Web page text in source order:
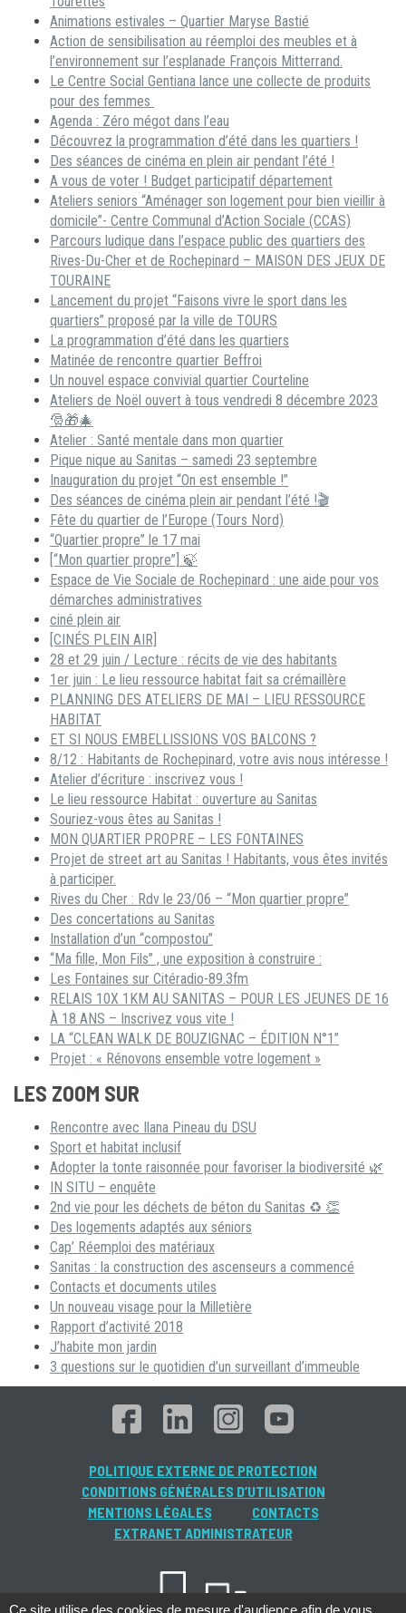
Animations estivales – Quartier Maryse Bastié
Action de sensibilisation au réemploi des meubles et à
l’environnement sur l’esplanade François Mitterrand.
Le Centre Social Gentiana lance une collecte de produits
pour des femmes
Agenda : Zéro mégot dans l’eau
Découvrez la programmation d’été dans les quartiers !
Des séances de cinéma en plein air pendant l’été !
A vous de voter ! Budget participatif département
Ateliers seniors “Aménager son logement pour bien vieillir à
domicile”- Centre Communal d’Action Sociale (CCAS)
Parcours ludique dans l’espace public des quartiers des
Rives-Du-Cher et de Rochepinard – MAISON DES JEUX DE
TOURAINE
Lancement du projet “Faisons vivre le sport dans les
quartiers” proposé par la ville de TOURS
La programmation d’été dans les quartiers
Matinée de rencontre quartier Beffroi
Un nouvel espace convivial quartier Courteline
Ateliers de Noël ouvert à tous vendredi 8 décembre 2023
🎅🎁🎄
Atelier : Santé mentale dans mon quartier
Pique nique au Sanitas – samedi 23 septembre
Inauguration du projet “On est ensemble !”
Des séances de cinéma plein air pendant l’été !🎬
Fête du quartier de l’Europe (Tours Nord)
“Quartier propre” le 17 mai
[“Mon quartier propre”] 🍃
Espace de Vie Sociale de Rochepinard : une aide pour vos
démarches administratives
ciné plein air
[CINÉS PLEIN AIR]
28 et 29 juin / Lecture : récits de vie des habitants
1er juin : Le lieu ressource habitat fait sa crémaillère
PLANNING DES ATELIERS DE MAI – LIEU RESSOURCE
HABITAT
ET SI NOUS EMBELLISSIONS VOS BALCONS ?
8/12 : Habitants de Rochepinard, votre avis nous intéresse !
Atelier d’écriture : inscrivez vous !
Le lieu ressource Habitat : ouverture au Sanitas
Souriez-vous êtes au Sanitas !
MON QUARTIER PROPRE – LES FONTAINES
Projet de street art au Sanitas ! Habitants, vous êtes invités
à participer.
Rives du Cher : Rdv le 23/06 – “Mon quartier propre”
Des concertations au Sanitas
Installation d’un “compostou”
“Ma fille, Mon Fils” , une exposition à construire :
Les Fontaines sur Citéradio-89.3fm
RELAIS 10X 1KM AU SANITAS – POUR LES JEUNES DE 16
À 18 ANS – Inscrivez vous vite !
LA “CLEAN WALK DE BOUZIGNAC – ÉDITION N°1”
Projet : « Rénovons ensemble votre logement »
LES ZOOM SUR
Rencontre avec Ilana Pineau du DSU
Sport et habitat inclusif
Adopter la tonte raisonnée pour favoriser la biodiversité 🌿
IN SITU – enquête
2nd vie pour les déchets de béton du Sanitas ♻ 👏
Des logements adaptés aux séniors
Cap’ Réemploi des matériaux
Sanitas : la construction des ascenseurs a commencé
Contacts et documents utiles
Un nouveau visage pour la Milletière
Rapport d’activité 2018
J’habite mon jardin
3 questions sur le quotidien d’un surveillant d’immeuble
POLITIQUE EXTERNE DE PROTECTION
CONDITIONS GÉNÉRALES D’UTILISATION
MENTIONS LÉGALES
CONTACTS
EXTRANET ADMINISTRATEUR
Ce site utilise des cookies de mesure d'audience afin de vous